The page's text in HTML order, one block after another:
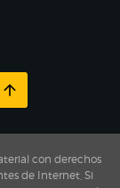
con derechos
de Internet, Si